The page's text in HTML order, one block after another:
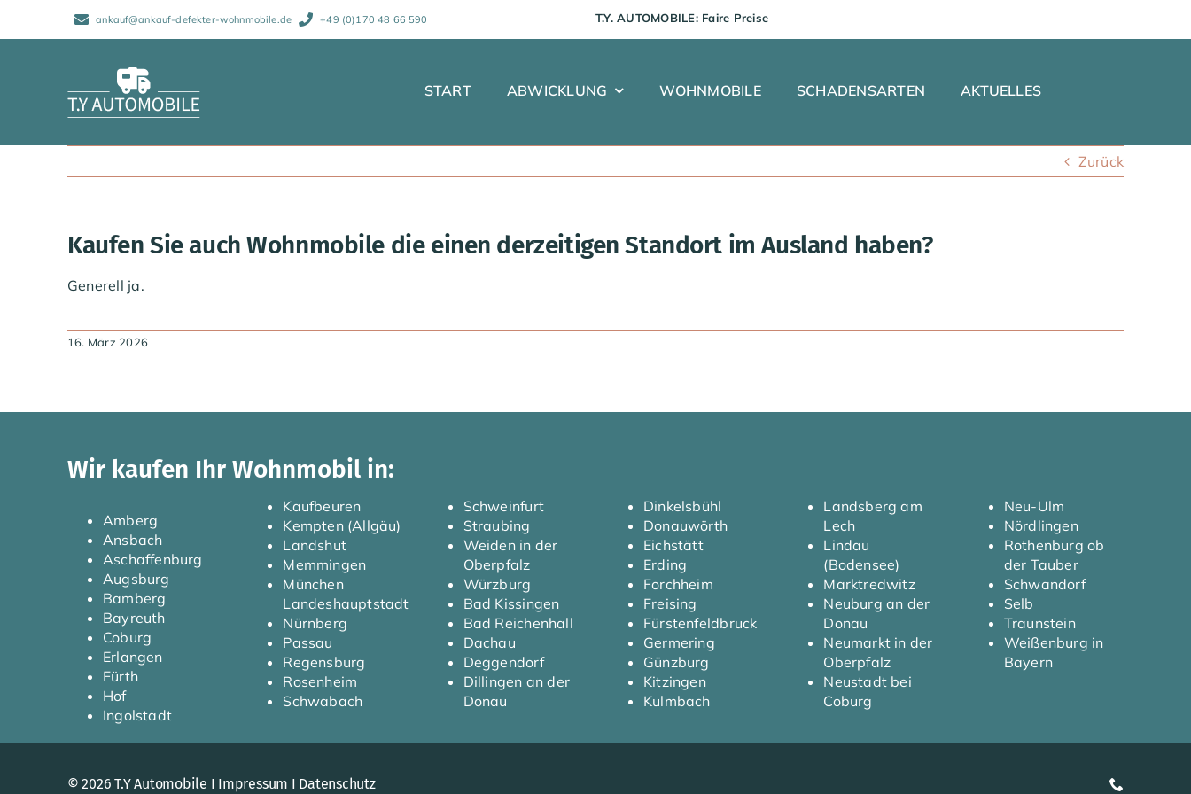
springen
ankauf@ankauf-defekter-wohnmobile.de +49 (0)170 48 66 590 T.Y. AUTOMOBILE:
START ABWICKLUNG WOHNMOBILE SCHADENSARTEN AKTUELLES
Zurück
Kaufen Sie auch Wohnmobile die einen derzeitigen Standort im Ausland haben?
Generell ja.
16. März 2026
Wir kaufen Ihr Wohnmobil in:
Amberg
Ansbach
Aschaffenburg
Augsburg
Bamberg
Bayreuth
Coburg
Erlangen
Fürth
Hof
Ingolstadt
Kaufbeuren
Kempten (Allgäu)
Landshut
Memmingen
München
Landeshauptstadt
Nürnberg
Passau
Regensburg
Rosenheim
Schwabach
Schweinfurt
Straubing
Weiden in der
Oberpfalz
Würzburg
Bad Kissingen
Bad Reichenhall
Dachau
Deggendorf
Dillingen an der
Donau
Dinkelsbühl
Donauwörth
Eichstätt
Erding
Forchheim
Freising
Fürstenfeldbruck
Germering
Günzburg
Kitzingen
Kulmbach
Landsberg am
Lech
Lindau
(Bodensee)
Marktredwitz
Neuburg an der
Donau
Neumarkt in der
Oberpfalz
Neustadt bei
Coburg
Neu-Ulm
Nördlingen
Rothenburg ob
der Tauber
Schwandorf
Selb
Traunstein
Weißenburg in
Bayern
© 2026 T.Y Automobile I Impressum I Datenschutz